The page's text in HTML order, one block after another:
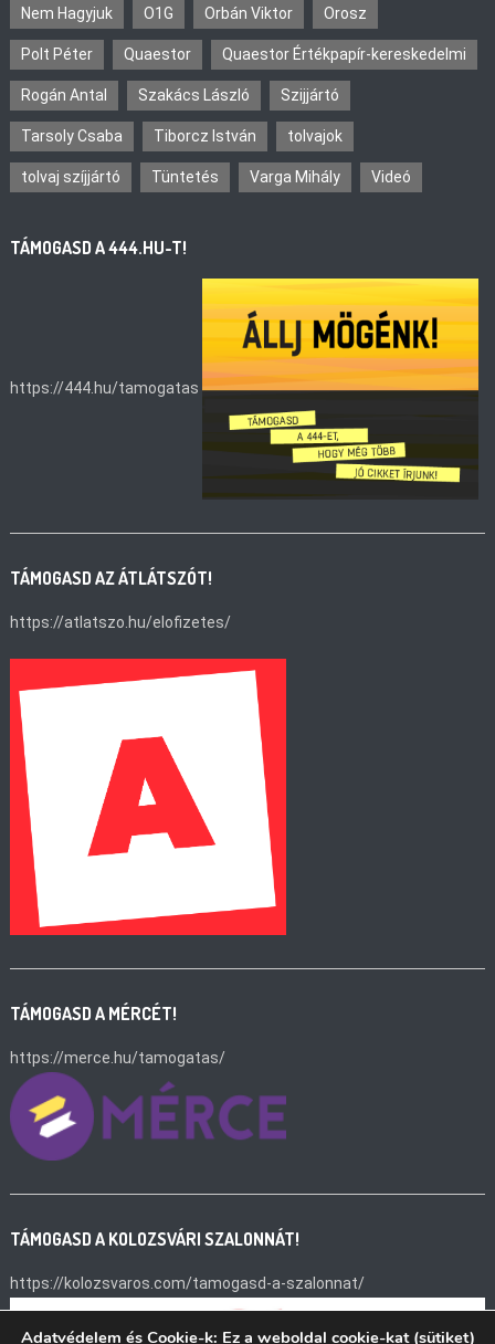
Nem Hagyjuk O1G Orbán Viktor Orosz
Polt Péter Quaestor Quaestor Értékpapír-kereskedelmi
Rogán Antal Szakács László Szijjártó
Tarsoly Csaba Tiborcz István tolvajok
tolvaj szíjjártó Tüntetés Varga Mihály Videó
TÁMOGASD A 444.HU-T!
https://444.hu/tamogatas
TÁMOGASD AZ ÁTLÁTSZÓT!
https://atlatszo.hu/elofizetes/
TÁMOGASD A MÉRCÉT!
https://merce.hu/tamogatas/
TÁMOGASD A KOLOZSVÁRI SZALONNÁT!
https://kolozsvaros.com/tamogasd-a-szalonnat/
Adatvédelem és Cookie-k: Ez a weboldal cookie-kat (sütiket)